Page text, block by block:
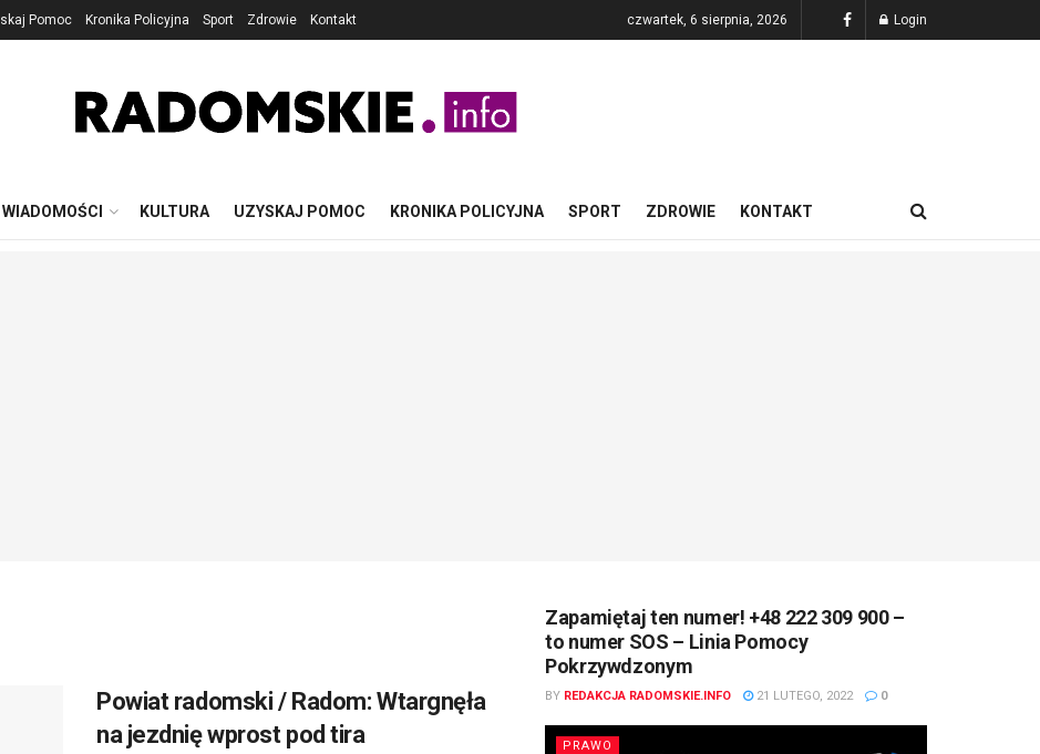
Pomoc Kronika Policyjna Sport Zdrowie Kontakt czwartek, 6 sierpnia, 2026 Login
KULTURA UZYSKAJ POMOC KRONIKA POLICYJNA SPORT ZDROWIE KONTAKT
Powiat radomski / Radom: Wtargnęła
na jezdnię wprost pod tira
Zapamiętaj ten numer! +48 222 309 900 –
to numer SOS – Linia Pomocy
Pokrzywdzonym
BY REDAKCJA RADOMSKIE.INFO 21 LUTEGO, 2022 0
PRAWO